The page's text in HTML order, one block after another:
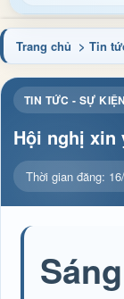
Trang chủ > Tin
TIN TỨC - SỰ KIỆN
Hội nghị xin
Thời gian đăng: